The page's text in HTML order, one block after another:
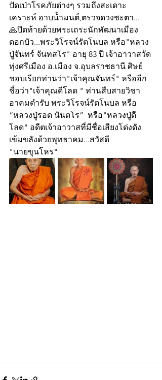
ปัดเป่าโรคภัยต่างๆ รวมถึงสะเดาะ
เคราะห์ อาบน้ำมนต์,ตรวจดวงชะตา...
🙏ปิดท้ายด้วยพระเถระนักพัฒนาเมือง
ดอกบัว...พระวิโรจน์รัตโนบล หรือ"หลวง
ปู่จันทร์ จันทสโร" อายุ 83 ปี เจ้าอาวาสวัด
ทุ่งศรีเมือง อ.เมือง จ.อุบลราชธานี ศิษย์
ชอบเรียกท่านว่า"เจ้าคุณจันทร์" หรืออีก
ชื่อว่า"เจ้าคุณดีโลด " ท่านสืบสายวิชา
อาคมตำรับ พระวิโรจน์รัตโนบล หรือ
“หลวงปู่รอด นันตโร”  หรือ"หลวงปู่ดี
โลด" อดีตเจ้าอาวาสที่มีชื่อเสียงโด่งดัง
เข้มขลังด้วยพุทธาคม...สวัสดี
"นายขุนโหร"